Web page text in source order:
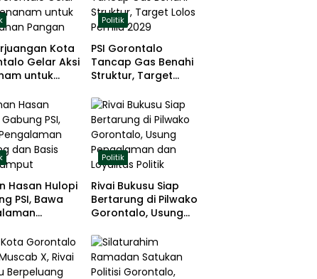
Kota
Gelar Aksi
untuk
Politik
PSI Gorontalo
Tancap Gas Benahi
Struktur, Target
Hasan Hulopi
PSI, Bawa
Politik
Rivai Bukusu Siap
Bertarung di Pilwako
Gorontalo, Usung
Loyalitas Politik